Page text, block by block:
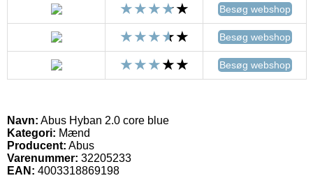
Besøg webshop
Besøg webshop
Besøg webshop
Navn: Abus Hyban 2.0 core blue
Kategori: Mænd
Producent: Abus
Varenummer: 32205233
EAN: 4003318869198